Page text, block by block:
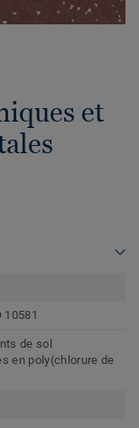
et
10581
de sol
en poly(chlorure de